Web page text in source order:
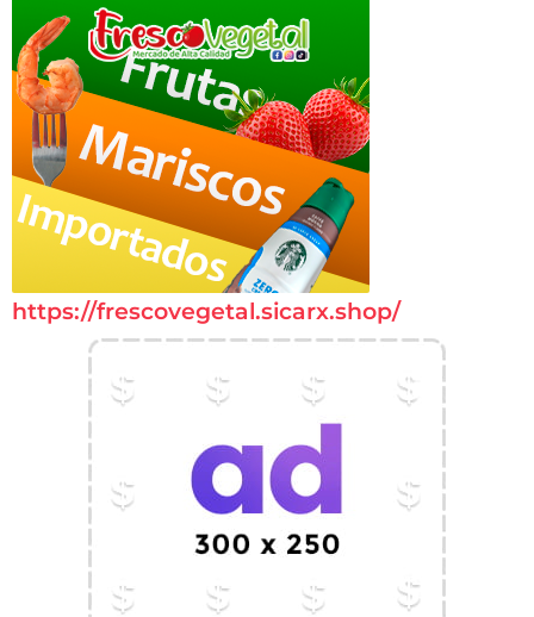
https://frescovegetal.sicarx.shop/